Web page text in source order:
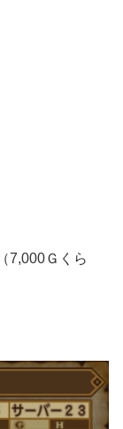
7,000Ｇくら